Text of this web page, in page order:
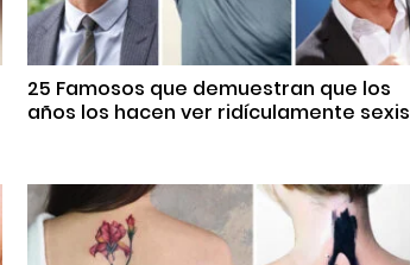
25 Famosos que demuestran que los
años los hacen ver ridículamente sexis